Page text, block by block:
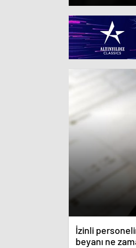
öğrencisi
İzinli
beyanı ne